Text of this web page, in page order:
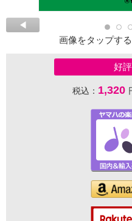
画像をタップす
好
税込： 1,320